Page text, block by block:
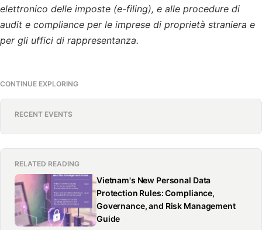
elettronico delle imposte (e-filing), e alle procedure di
audit e compliance per le imprese di proprietà straniera e
per gli uffici di rappresentanza.
CONTINUE EXPLORING
RECENT EVENTS
RELATED READING
Vietnam's New Personal Data
Protection Rules: Compliance,
Governance, and Risk Management
Guide